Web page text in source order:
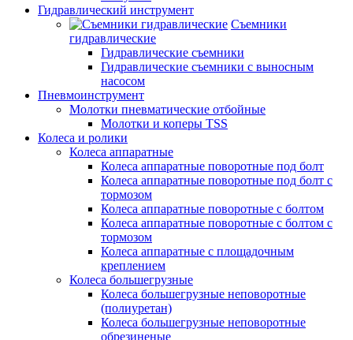
Гидравлический инструмент
Съемники
гидравлические
Гидравлические съемники
Гидравлические cъемники с выносным
насосом
Пневмоинструмент
Молотки пневматические отбойные
Молотки и коперы TSS
Колеса и ролики
Колеса аппаратные
Колеса аппаратные поворотные под болт
Колеса аппаратные поворотные под болт с
тормозом
Колеса аппаратные поворотные с болтом
Колеса аппаратные поворотные с болтом с
тормозом
Колеса аппаратные с площадочным
креплением
Колеса большегрузные
Колеса большегрузные неповоротные
(полиуретан)
Колеса большегрузные неповоротные
обрезиненые